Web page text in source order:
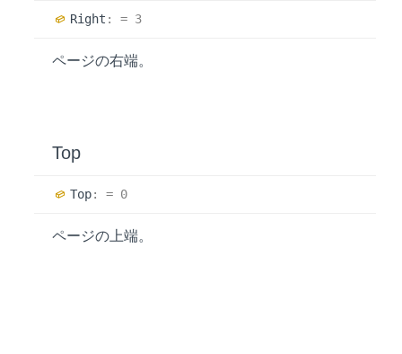
Right : = 3
ページの右端。
Top
Top: = 0
ページの上端。